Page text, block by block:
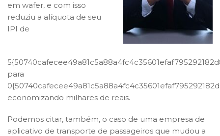
em wafer, e com isso
reduziu a alíquota de seu
IPI de
para
economizando milhares de reais.
Podemos citar, também, o caso de uma empresa de
aplicativo de transporte de passageiros que mudou a